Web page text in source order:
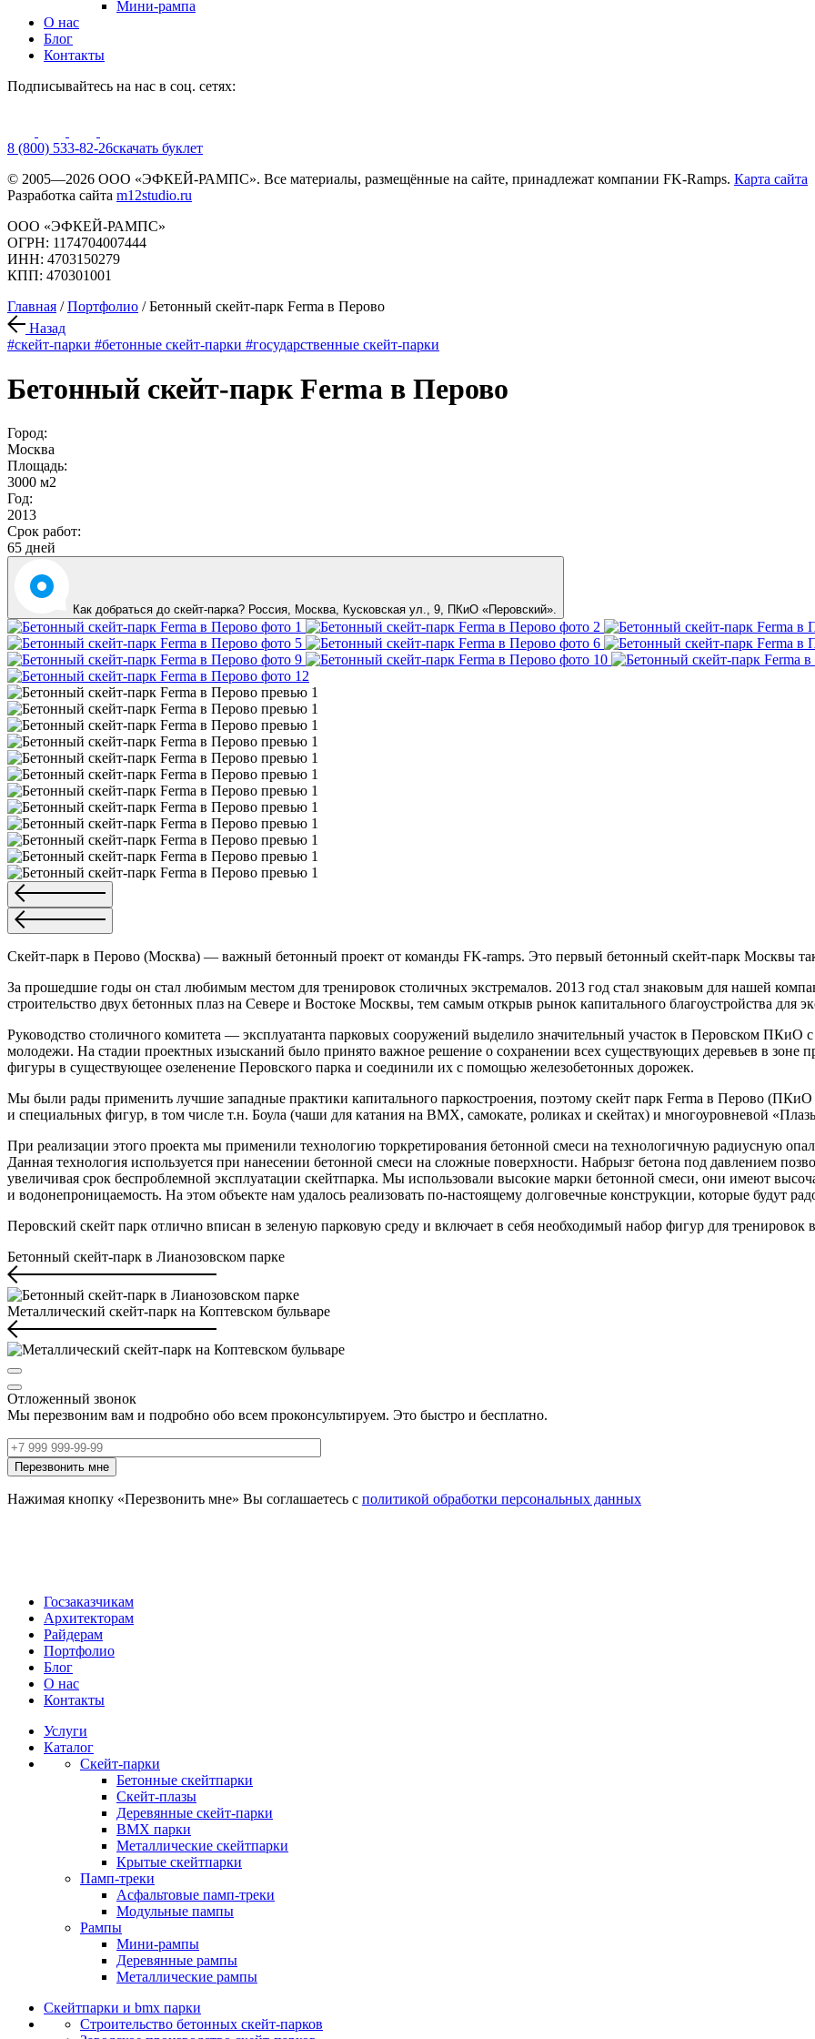
Мини-рампа
О нас
Блог
Контакты
Подписывайтесь на нас в соц. сетях:
8 (800) 533-82-26cкачать буклет
© 2005—2026 ООО «ЭФКЕЙ-РАМПС». Все материалы, размещённые на сайте, принадлежат компании FK-Ramps. Карта сайта
Разработка сайта m12studio.ru
ООО «ЭФКЕЙ-РАМПС»
ОГРН: 1174704007444
ИНН: 4703150279
КПП: 470301001
Главная /Портфолио /Бетонный скейт-парк Ferma в Перово
Назад
#скейт-парки #бетонные скейт-парки #государственные скейт-парки
Бетонный скейт-парк Ferma в Перово
Город:
Москва
Площадь:
3000 м2
Год:
2013
Срок работ:
65 дней
Как добраться до скейт-парка? Россия, Москва, Кусковская ул., 9, ПКиО «Перовский».
Скейт-парк в Перово (Москва) — важный бетонный проект от команды FK-ramps. Это первый бетонный скейт-парк Москвы
За прошедшие годы он стал любимым местом для тренировок столичных экстремалов. 2013 год стал знаковым для нашей
строительство двух бетонных плаз на Севере и Востоке Москвы, тем самым открыв рынок капитального благоустройства для
Руководство столичного комитета — эксплуатанта парковых сооружений выделило значительный участок в Перовском ПКиО с
молодежи. На стадии проектных изысканий было принято важное решение о сохранении всех существующих деревьев в зоне
фигуры в существующее озеленение Перовского парка и соединили их с помощью железобетонных дорожек.
Мы были рады применить лучшие западные практики капитального паркостроения, поэтому скейт парк Ferma в Перово
и специальных фигур, в том числе т.н. Боула (чаши для катания на BMX, самокате, роликах и скейтах) и многоуровневой
При реализации этого проекта мы применили технологию торкретирования бетонной смеси на технологичную радиусную
Данная технология используется при нанесении бетонной смеси на сложные поверхности. Набрызг бетона под давлением
увеличивая срок беспроблемной эксплуатации скейтпарка. Мы использовали высокие марки бетонной смеси, они имеют
и водонепроницаемость. На этом объекте нам удалось реализовать по-настоящему долговечные конструкции, которые будут
Перовский скейт парк отлично вписан в зеленую парковую среду и включает в себя необходимый набор фигур для
Бетонный скейт‑парк в Лианозовском парке
Металлический скейт-парк на Коптевском бульваре
Отложенный звонок
Мы перезвоним вам и подробно обо всем проконсультируем. Это быстро и бесплатно.
Нажимая кнопку «Перезвонить мне» Вы соглашаетесь с политикой обработки персональных данных
Госзаказчикам
Архитекторам
Райдерам
Портфолио
Блог
О нас
Контакты
Услуги
Каталог
Скейт‑парки
Бетонные скейтпарки
Скейт‑плазы
Деревянные скейт‑парки
BMX парки
Металлические скейтпарки
Крытые скейтпарки
Памп‑треки
Асфальтовые памп‑треки
Модульные пампы
Рампы
Мини-рампы
Деревянные рампы
Металлические рампы
Скейтпарки и bmx парки
Строительство бетонных скейт‑парков